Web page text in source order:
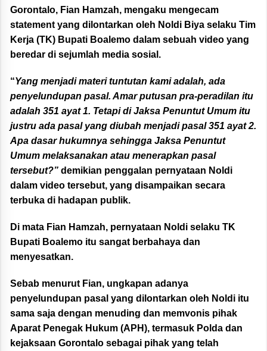
Gorontalo, Fian Hamzah, mengaku mengecam
statement yang dilontarkan oleh Noldi Biya selaku Tim
Kerja (TK) Bupati Boalemo dalam sebuah video yang
beredar di sejumlah media sosial.
“Yang menjadi materi tuntutan kami adalah, ada
penyelundupan pasal. Amar putusan pra-peradilan itu
adalah 351 ayat 1. Tetapi di Jaksa Penuntut Umum itu
justru ada pasal yang diubah menjadi pasal 351 ayat 2.
Apa dasar hukumnya sehingga Jaksa Penuntut
Umum melaksanakan atau menerapkan pasal
tersebut?” demikian penggalan pernyataan Noldi
dalam video tersebut, yang disampaikan secara
terbuka di hadapan publik.
Di mata Fian Hamzah, pernyataan Noldi selaku TK
Bupati Boalemo itu sangat berbahaya dan
menyesatkan.
Sebab menurut Fian, ungkapan adanya
penyelundupan pasal yang dilontarkan oleh Noldi itu
sama saja dengan menuding dan memvonis pihak
Aparat Penegak Hukum (APH), termasuk Polda dan
kejaksaan Gorontalo sebagai pihak yang telah